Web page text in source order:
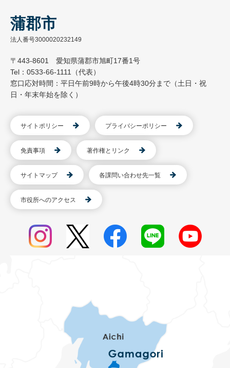
蒲郡市
法人番号3000020232149
〒443-8601 愛知県蒲郡市旭町17番1号
Tel：0533-66-1111（代表）
窓口応対時間：平日午前9時から午後4時30分まで（土日・祝
日・年末年始を除く）
サイトポリシー プライバシーポリシー
免責事項 著作権とリンク
サイトマップ 各課問い合わせ先一覧
市役所へのアクセス